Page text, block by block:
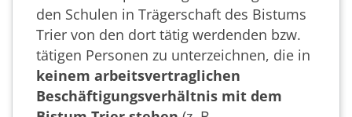
den Schulen in Trägerschaft des Bistums
Trier von den dort tätig werdenden bzw.
tätigen Personen zu unterzeichnen, die in
keinem arbeitsvertraglichen
Beschäftigungsverhältnis mit dem